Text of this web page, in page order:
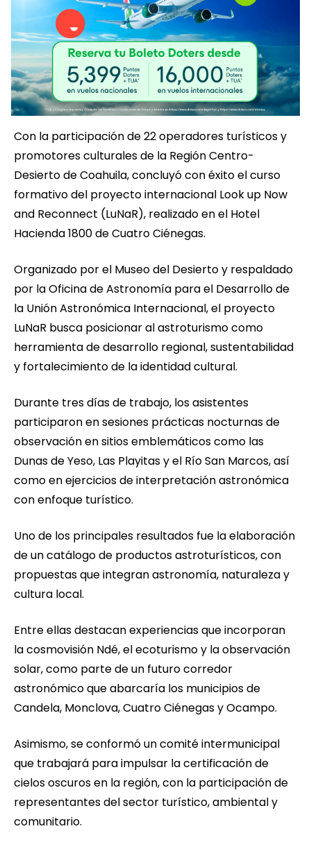
Con la participación de 22 operadores turísticos y
promotores culturales de la Región Centro-
Desierto de Coahuila, concluyó con éxito el curso
formativo del proyecto internacional Look up Now
and Reconnect (LuNaR), realizado en el Hotel
Hacienda 1800 de Cuatro Ciénegas.
Organizado por el Museo del Desierto y respaldado
por la Oficina de Astronomía para el Desarrollo de
la Unión Astronómica Internacional, el proyecto
LuNaR busca posicionar al astroturismo como
herramienta de desarrollo regional, sustentabilidad
y fortalecimiento de la identidad cultural.
Durante tres días de trabajo, los asistentes
participaron en sesiones prácticas nocturnas de
observación en sitios emblemáticos como las
Dunas de Yeso, Las Playitas y el Río San Marcos, así
como en ejercicios de interpretación astronómica
con enfoque turístico.
Uno de los principales resultados fue la elaboración
de un catálogo de productos astroturísticos, con
propuestas que integran astronomía, naturaleza y
cultura local.
Entre ellas destacan experiencias que incorporan
la cosmovisión Ndé, el ecoturismo y la observación
solar, como parte de un futuro corredor
astronómico que abarcaría los municipios de
Candela, Monclova, Cuatro Ciénegas y Ocampo.
Asimismo, se conformó un comité intermunicipal
que trabajará para impulsar la certificación de
cielos oscuros en la región, con la participación de
representantes del sector turístico, ambiental y
comunitario.